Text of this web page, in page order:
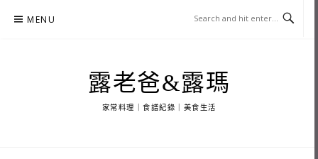
MENU
露老爸&露瑪
家常料理｜食譜紀錄｜美食生活